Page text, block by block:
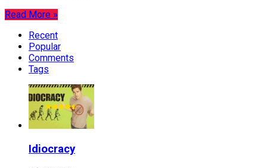
Read More »
Recent
Popular
Comments
Tags
Idiocracy